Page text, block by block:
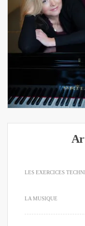
LES EXERCICES
LA MUSIQUE